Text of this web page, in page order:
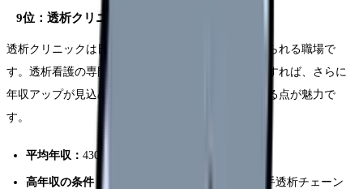
9位：透析クリニック（年収400〜530万円）
透析クリニックは日勤のみでも比較的高い年収が得られる職場で
す。透析看護の専門資格（透析技術認定士）を取得すれば、さらに
年収アップが見込めます。安定した勤務で長く働ける点が魅力で
す。
平均年収： 430〜480万円
高年収の条件： 透析技術認定士、主任以上、大手透析チェーン